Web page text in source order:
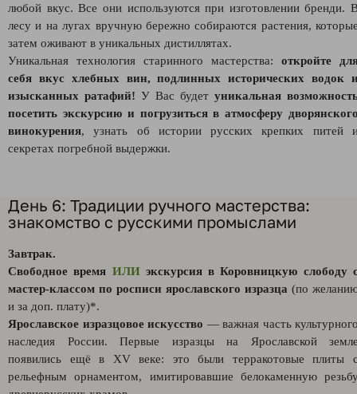
любой вкус. Все они используются при изготовлении бренди.
лесу и на лугах вручную бережно собираются растения,
затем оживают в уникальных дистиллятах.
Уникальная технология старинного мастерства: откройте
себя вкус хлебных вин, подлинных исторических водок
изысканных ратафий! У Вас будет уникальная
посетить экскурсию и погрузиться в атмосферу
винокурения, узнать об истории русских крепких питей
секретах погребной выдержки.
День 6: Традиции ручного мастерства:
знакомство с русскими промыслами
Завтрак.
Свободное время ИЛИэкскурсия в Коровницкую слободу
мастер-классом по росписи ярославского изразца (по
и за доп. плату)*.
Ярославское изразцовое искусство — важная часть
наследия России. Первые изразцы на Ярославской
появились ещё в XV веке: это были терракотовые плиты
рельефным орнаментом, имитировавшие белокаменную